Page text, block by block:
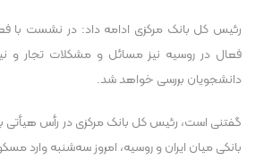
رئیس کل بانک مرکزی ادامه داد: در نشست با
فعال در روسیه نیز مسائل و مشکلات تجار و
دانشجویان بررسی خواهد شد.
گفتنی است، رئیس کل بانک مرکزی در رأس هیأتی
بانکی میان ایران و روسیه، امروز سه‌شنبه وارد